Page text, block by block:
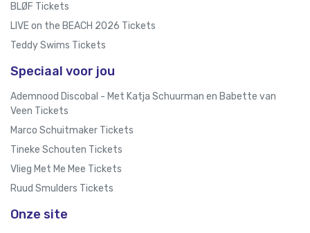
BLØF Tickets
LIVE on the BEACH 2026 Tickets
Teddy Swims Tickets
Speciaal voor jou
Ademnood Discobal - Met Katja Schuurman en Babette van
Veen Tickets
Marco Schuitmaker Tickets
Tineke Schouten Tickets
Vlieg Met Me Mee Tickets
Ruud Smulders Tickets
Onze site